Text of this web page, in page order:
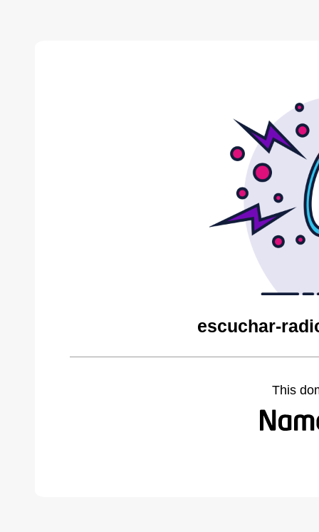
escuchar-
This